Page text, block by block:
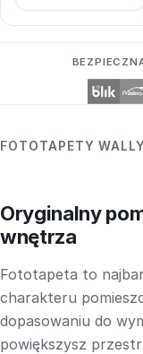
FOTOTAPETY WALLY
Oryginalny
wnętrza
Fototapeta to
charakteru
dopasowaniu do
powiększysz